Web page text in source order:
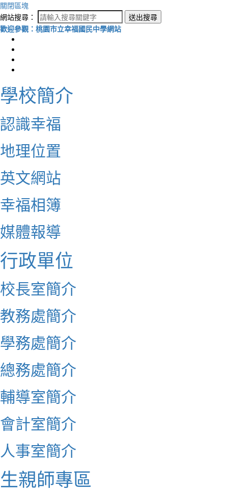
關閉區塊
網站搜尋：
送出搜尋
歡迎參觀：桃園市立幸福國民中學網站
學校簡介
認識幸福
地理位置
英文網站
幸福相簿
媒體報導
行政單位
校長室簡介
教務處簡介
學務處簡介
總務處簡介
輔導室簡介
會計室簡介
人事室簡介
生親師專區